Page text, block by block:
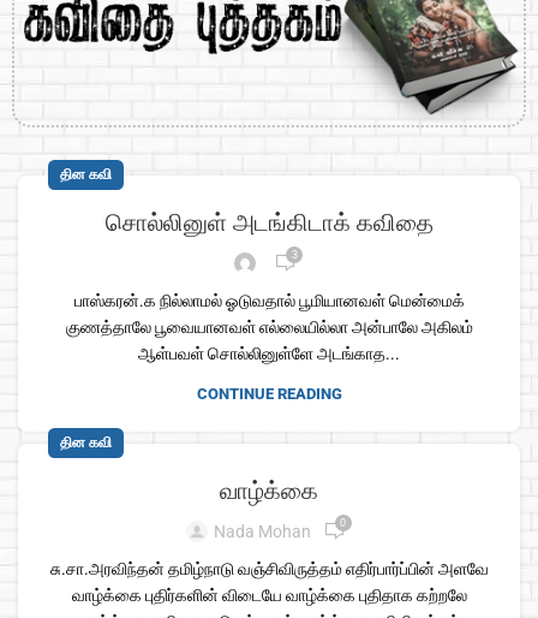
தின கவி
சொல்லினுள் அடங்கிடாக் கவிதை
3
பாஸ்கரன்.க நில்லாமல் ஓடுவதால் பூமியானவள் மென்மைக்
குணத்தாலே பூவையானவள் எல்லையில்லா அன்பாலே அகிலம்
ஆள்பவள் சொல்லினுள்ளே அடங்காத...
CONTINUE READING
தின கவி
வாழ்க்கை
Nada Mohan 0
சு.சா.அரவிந்தன் தமிழ்நாடு வஞ்சிவிருத்தம் எதிர்பார்ப்பின் அளவே
வாழ்க்கை புதிர்களின் விடையே வாழ்க்கை புதிதாக கற்றலே